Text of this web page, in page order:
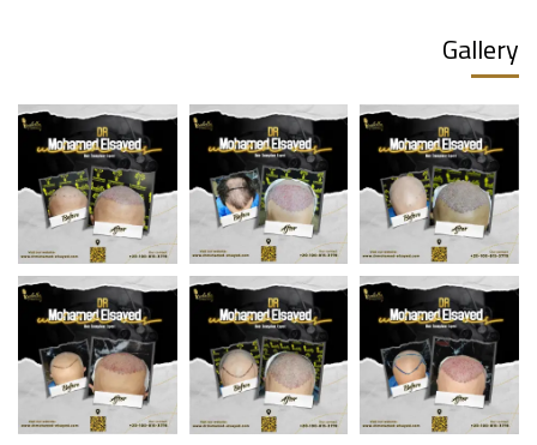
Gallery